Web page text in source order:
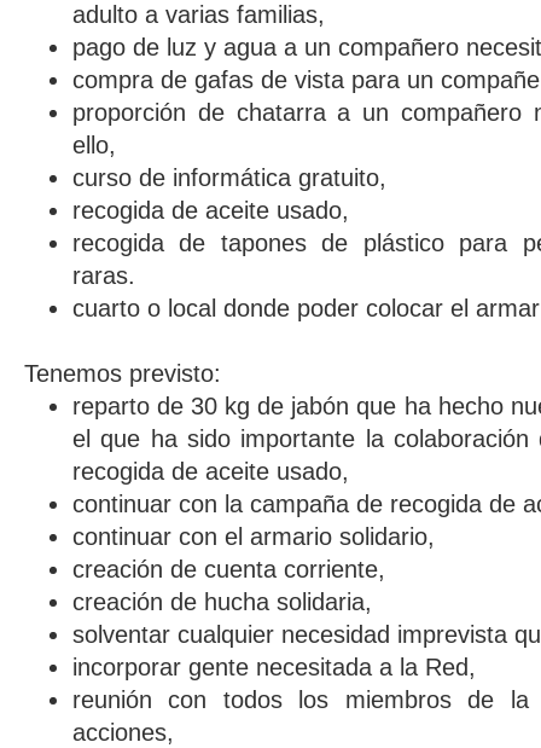
adulto a varias familias,
pago de luz y agua a un compañero
compra de gafas de vista para un
proporción de chatarra a un compañero
ello,
curso de informática gratuito,
recogida de aceite usado,
recogida de tapones de plástico para
raras.
cuarto o local donde poder colocar el
Tenemos previsto:
reparto de 30 kg de jabón que ha hecho
el que ha sido importante la
recogida de aceite usado,
continuar con la campaña de recogida de
continuar con el armario solidario,
creación de cuenta corriente,
creación de hucha solidaria,
solventar cualquier necesidad imprevista
incorporar gente necesitada a la Red,
reunión con todos los miembros de la
acciones,